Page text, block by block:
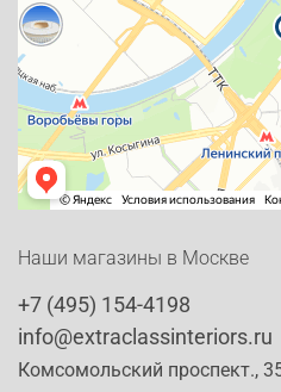
Наши магазины в Москве
+7 (495) 154-4198
info@extraclassinteriors.ru
Комсомольский проспект.,